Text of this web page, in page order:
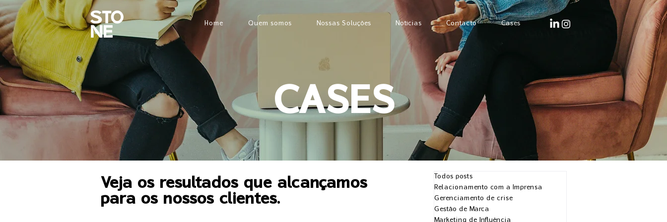
Home Quem somos Nossas Soluções Notícias Contacto Cases
CASES
Veja os resultados que alcançamos
para os nossos clientes.
Todos posts
Relacionamento com a Imprensa
Gerenciamento de crise
Gestão de Marca
Marketing de Influência